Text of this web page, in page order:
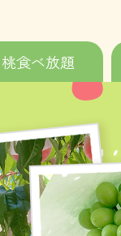
桃食べ放題